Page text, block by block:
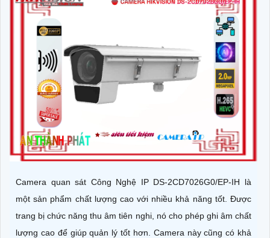
Camera quan sát Công Nghệ IP DS-2CD7026G0/EP-IH là
một sản phẩm chất lượng cao với nhiều khả năng tốt. Được
trang bị chức năng thu âm tiên nghi, nó cho phép ghi âm chất
lượng cao để giúp quản lý tốt hơn. Camera này cũng có khả